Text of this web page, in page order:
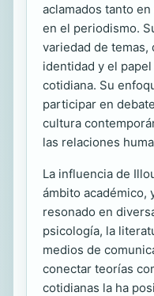
aclamados tanto
en el periodismo.
variedad de temas,
identidad y el
cotidiana. Su
participar en
cultura
las relaciones
La influencia de
ámbito académico,
resonado en
psicología, la
medios de
conectar teorías
cotidianas la ha